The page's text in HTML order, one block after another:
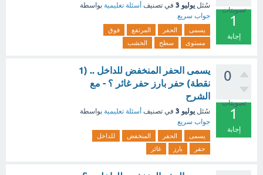
تصويتات
1
إجابة
سُئل يوليو 3 في تصنيف أسئلة تعليمية بواسطة
جواب سريع
يسمى الحفر المرتفع
فوق
مستوى
سطح الخشب
0
تصويتات
1
إجابة
يسمى الحفر المنخفض للداخل .. (1
نقطة) حفر بارز حفر غائر ؟ - مع
الشرح
سُئل يوليو 3 في تصنيف أسئلة تعليمية بواسطة
جواب سريع
يسمى الحفر المنخفض
للداخل
حفر
بارز غائر